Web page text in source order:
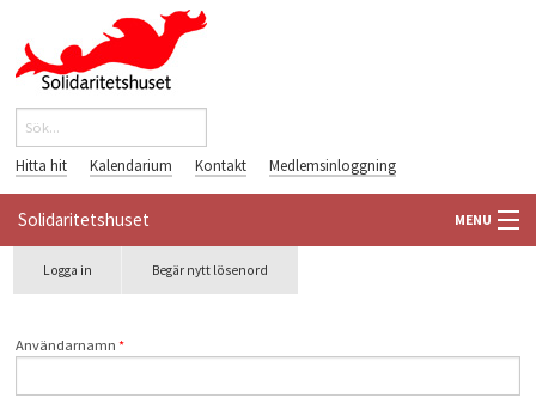
Hoppa till huvudinnehåll
Sökformulär
Hitta hit Kalendarium Kontakt Medlemsinloggning
Solidaritetshuset MENU
HEM
FÖRENINGAR
Primära flikar
Logga in Begär nytt lösenord
Användarnamn*